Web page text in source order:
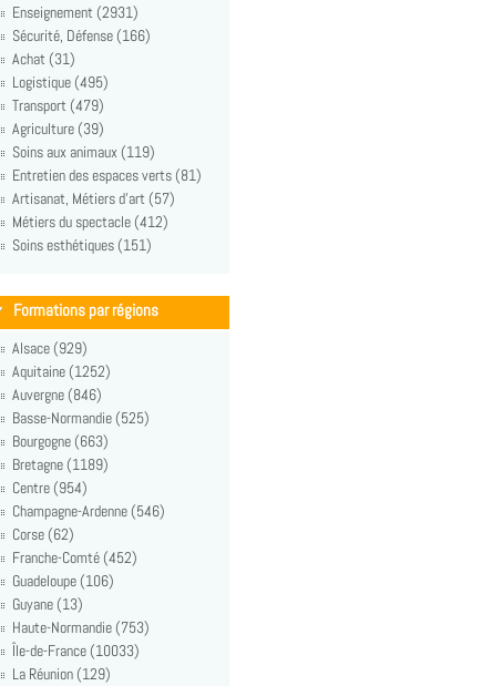
Enseignement (2931)
Sécurité, Défense (166)
Achat (31)
Logistique (495)
Transport (479)
Agriculture (39)
Soins aux animaux (119)
Entretien des espaces verts (81)
Artisanat, Métiers d'art (57)
Métiers du spectacle (412)
Soins esthétiques (151)
Formations par régions
Alsace (929)
Aquitaine (1252)
Auvergne (846)
Basse-Normandie (525)
Bourgogne (663)
Bretagne (1189)
Centre (954)
Champagne-Ardenne (546)
Corse (62)
Franche-Comté (452)
Guadeloupe (106)
Guyane (13)
Haute-Normandie (753)
Île-de-France (10033)
La Réunion (129)